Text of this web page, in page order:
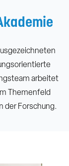
arbeitet
Themenfeld
der Forschung.